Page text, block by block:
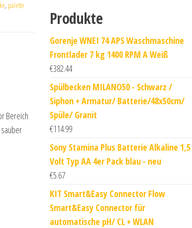
, palette
Bereich
Produkte
Gorenje WNEI 74 APS Waschmaschine
Frontlader 7 kg 1400 RPM A Weiß
€382.44
Spülbecken MILANO50 - Schwarz /
Siphon + Armatur/ Batterie/48x50cm/
Spüle/ Granit
€114.99
Sony Stamina Plus Batterie Alkaline 1,5
Volt Typ AA 4er Pack blau - neu
€5.67
KIT Smart&Easy Connector Flow
Smart&Easy Connector für
automatische pH/ CL + WLAN